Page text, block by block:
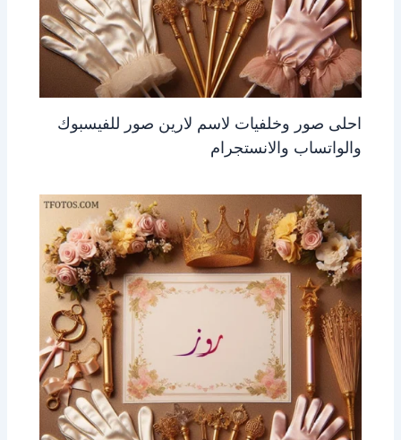
احلى صور وخلفيات لاسم لارين صور للفيسبوك
والواتساب والانستجرام